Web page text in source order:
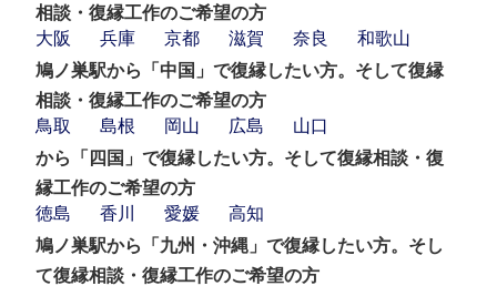
相談・復縁工作のご希望の方
大阪
兵庫 京都 滋賀 奈良
和歌山
鳩ノ巣駅から「中国」で復縁したい方。そして復縁
相談・復縁工作のご希望の方
鳥取
島根 岡山 広島
山口
から「四国」で復縁したい方。そして復縁相談・復
縁工作のご希望の方
徳島
香川 愛媛
高知
鳩ノ巣駅から「九州・沖縄」で復縁したい方。そし
て復縁相談・復縁工作のご希望の方